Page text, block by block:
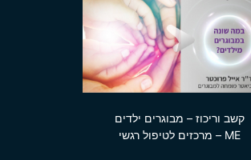
קשב וריכוז – מבוגרים ילדים
ME – מרכזים לטיפול רגשי